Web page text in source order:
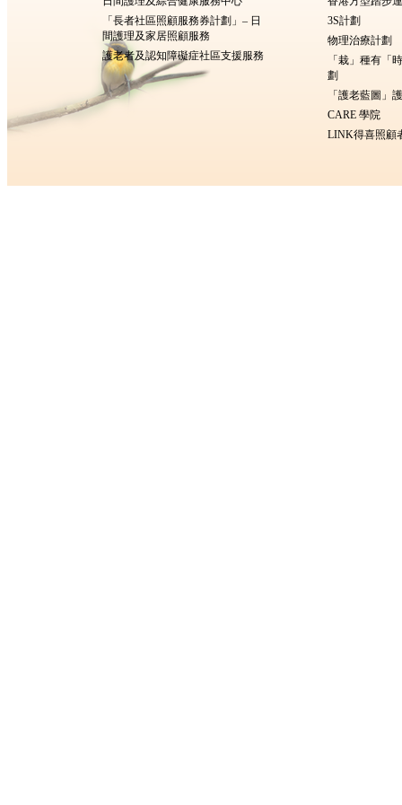
「長者社區照顧服務券計劃」– 日
間護理及家居照顧服務
護老者及認知障礙症社區支援服務
3S計劃
物理治療計劃
「栽」種有
劃
「護老藍圖」
CARE 學院
LINK得喜照顧